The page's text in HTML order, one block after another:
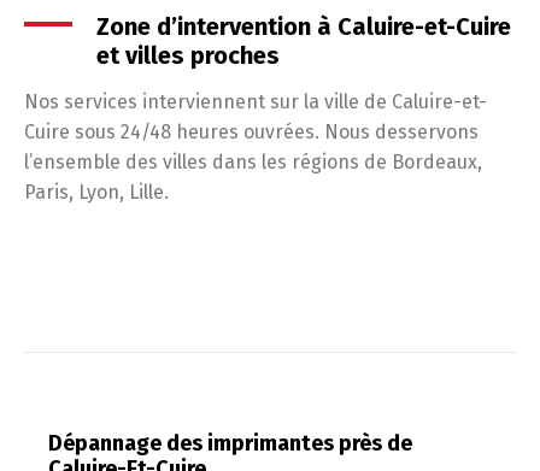
Zone d’intervention à Caluire-et-Cuire
et villes proches
Nos services interviennent sur la ville de Caluire-et-
Cuire sous 24/48 heures ouvrées. Nous desservons
l’ensemble des villes dans les régions de Bordeaux,
Paris, Lyon, Lille.
Dépannage des imprimantes près de